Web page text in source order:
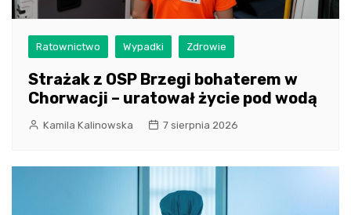
Ratownictwo Wypadki Zdrowie
Strażak z OSP Brzegi bohaterem w
Chorwacji – uratował życie pod wodą
Kamila Kalinowska 7 sierpnia 2026